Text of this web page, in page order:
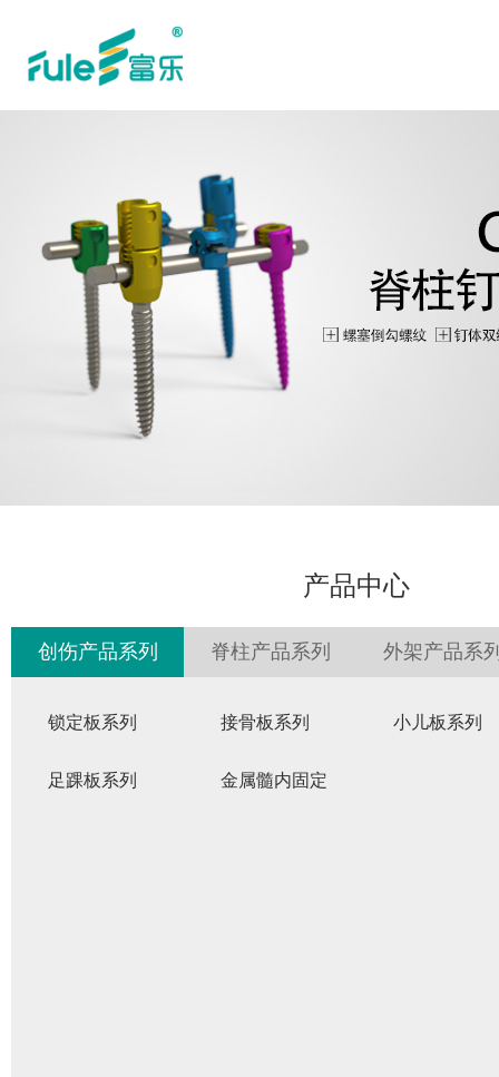
产品中心
创伤产品系列 脊柱产品系列 外架产品系
锁定板系列 接骨板系列 小儿板系列
足踝板系列 金属髓内固定